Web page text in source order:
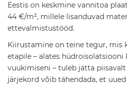
W
-
p
o
t
i
d
Eestis on keskmine vannitoa
44 €/m², millele lisanduvad
ettevalmistustööd.
Kiirustamine on teine tegur, mis
etapile – alates hüdroisolatsiooni
vuukimiseni – tuleb jätta
järjekord võib tähendada, et uued